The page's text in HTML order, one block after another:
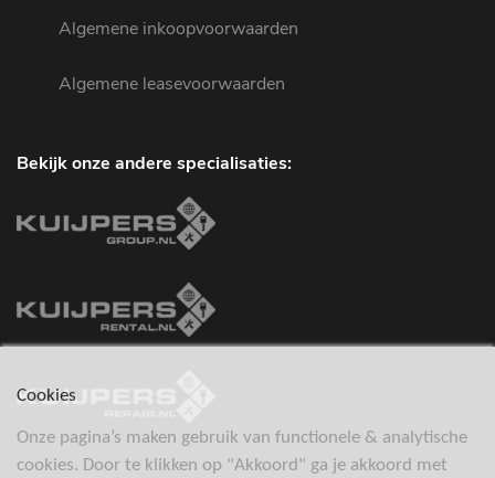
Algemene inkoopvoorwaarden
Algemene leasevoorwaarden
Bekijk onze andere specialisaties:
Cookies
Onze pagina’s maken gebruik van functionele & analytische
cookies. Door te klikken op "Akkoord" ga je akkoord met